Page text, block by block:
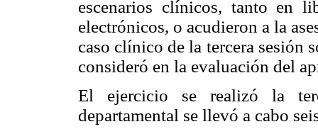
escenarios clínicos, tanto en
electrónicos, o acudieron a la
caso clínico de la tercera sesión
consideró en la evaluación del
El ejercicio se realizó la
departamental se llevó a cabo